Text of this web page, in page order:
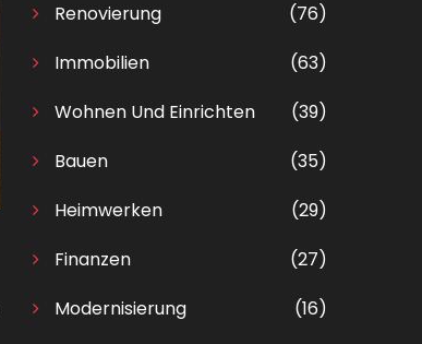
Renovierung
(76)
Immobilien
(63)
Wohnen Und Einrichten
(39)
Bauen
(35)
Heimwerken
(29)
Finanzen
(27)
Modernisierung
(16)